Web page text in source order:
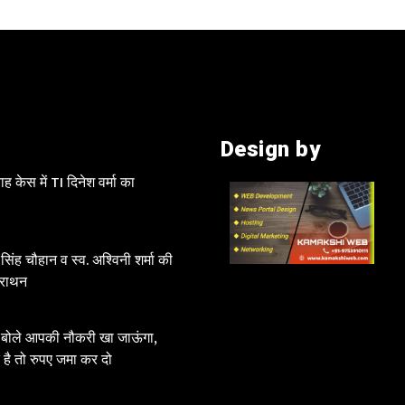
केस में TI दिनेश वर्मा का
चौहान व स्व. अश्विनी शर्मा की
आपकी नौकरी खा जाऊंगा,
तो रुपए जमा कर दो
Design by